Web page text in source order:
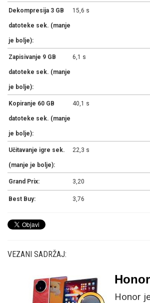
Dekompresija 3 GB
datoteke sek. (manje
je bolje):
15,6 s
Zapisivanje 9 GB
datoteke sek. (manje
je bolje):
6,1 s
Kopiranje 60 GB
datoteke sek. (manje
je bolje):
40,1 s
Učitavanje igre sek.
(manje je bolje):
22,3 s
Grand Prix: 3,20
Best Buy: 3,76
VEZANI SADRŽAJ:
Honor